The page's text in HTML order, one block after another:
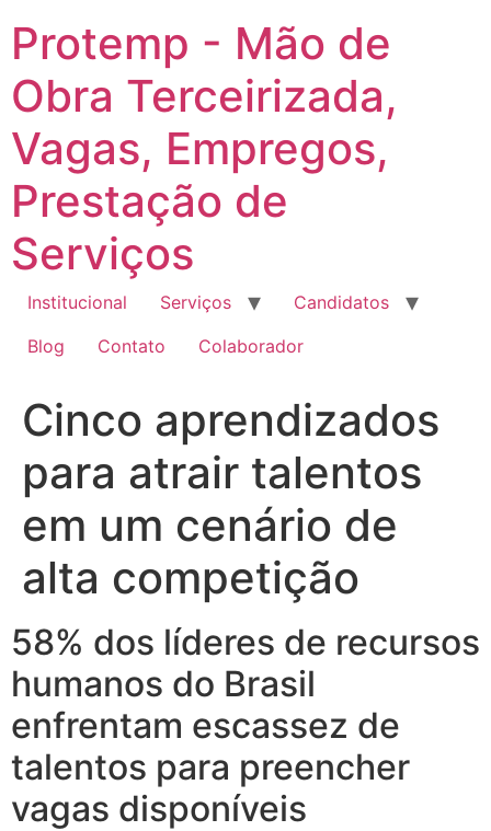
para
conteúdo
Protemp - Mão de
Obra Terceirizada,
Vagas, Empregos,
Prestação de
Serviços
Institucional Serviços
Candidatos
Blog
Contato Colaborador
Cinco aprendizados
para atrair talentos
em um cenário de
alta competição
58% dos líderes de recursos
humanos do Brasil
enfrentam escassez de
talentos para preencher
vagas disponíveis